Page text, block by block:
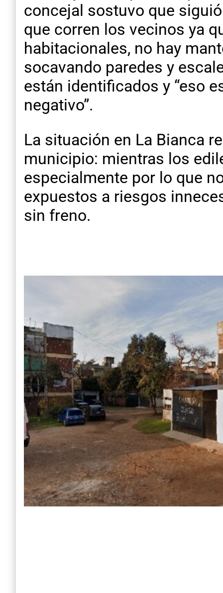
concejal sostuvo que
que corren los vecinos ya
habitacionales, no hay
socavando paredes y
están identificados y “eso
negativo”.
La situación en La Bianca
municipio: mientras los
especialmente por lo que
expuestos a riesgos
sin freno.